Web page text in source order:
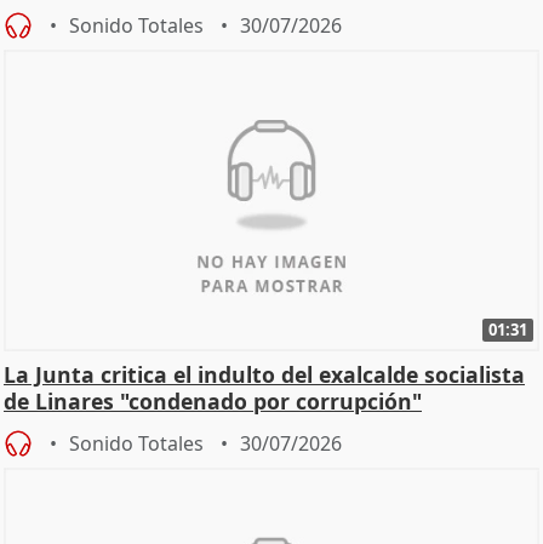
Sonido Totales 30/07/2026
01:31
La Junta critica el indulto del exalcalde socialista
de Linares "condenado por corrupción"
Sonido Totales 30/07/2026